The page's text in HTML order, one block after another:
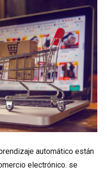
automático están
electrónico. se